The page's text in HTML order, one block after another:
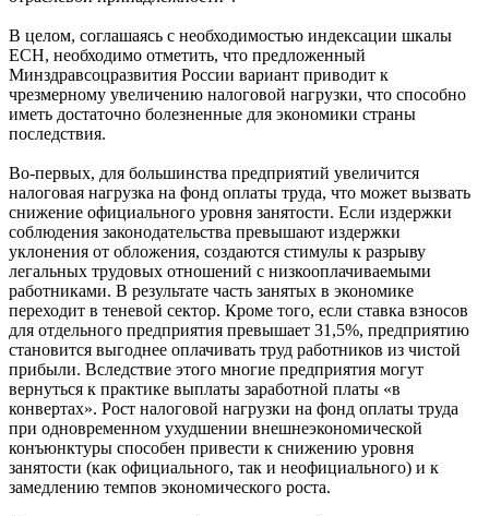
В целом, соглашаясь с необходимостью индексации шкалы
ЕСН, необходимо отметить, что предложенный
Минздравсоцразвития России вариант приводит к
чрезмерному увеличению налоговой нагрузки, что способно
иметь достаточно болезненные для экономики страны
последствия.
Во-первых, для большинства предприятий увеличится
налоговая нагрузка на фонд оплаты труда, что может вызвать
снижение официального уровня занятости. Если издержки
соблюдения законодательства превышают издержки
уклонения от обложения, создаются стимулы к разрыву
легальных трудовых отношений с низкооплачиваемыми
работниками. В результате часть занятых в экономике
переходит в теневой сектор. Кроме того, если ставка взносов
для отдельного предприятия превышает 31,5%, предприятию
становится выгоднее оплачивать труд работников из чистой
прибыли. Вследствие этого многие предприятия могут
вернуться к практике выплаты заработной платы «в
конвертах». Рост налоговой нагрузки на фонд оплаты труда
при одновременном ухудшении внешнеэкономической
конъюнктуры способен привести к снижению уровня
занятости (как официального, так и неофициального) и к
замедлению темпов экономического роста.